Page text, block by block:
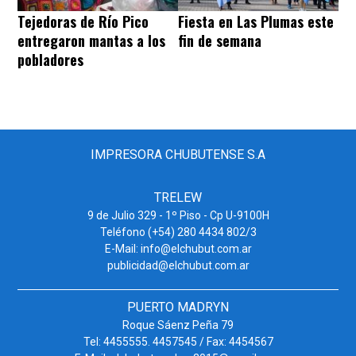
Tejedoras de Río Pico
entregaron mantas a los
pobladores
Fiesta en Las Plumas este
fin de semana
IMPRESORA CHUBUTENSE S.A
TRELEW
9 de Julio 329 - 1º Piso - Cp U-9100H
Teléfono (+54) 280 4434 802/3
E-Mail: info@elchubut.com.ar
publicidad@elchubut.com.ar
PUERTO MADRYN
Roque Sáenz Peña 79
Tel: 4455555. 4457545 / Fax: 4454567